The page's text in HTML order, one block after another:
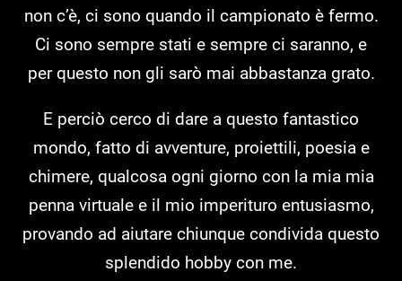
non c’è, ci sono quando il campionato è fermo.
Ci sono sempre stati e sempre ci saranno, e
per questo non gli sarò mai abbastanza grato.
E perciò cerco di dare a questo fantastico
mondo, fatto di avventure, proiettili, poesia e
chimere, qualcosa ogni giorno con la mia mia
penna virtuale e il mio imperituro entusiasmo,
provando ad aiutare chiunque condivida questo
splendido hobby con me.